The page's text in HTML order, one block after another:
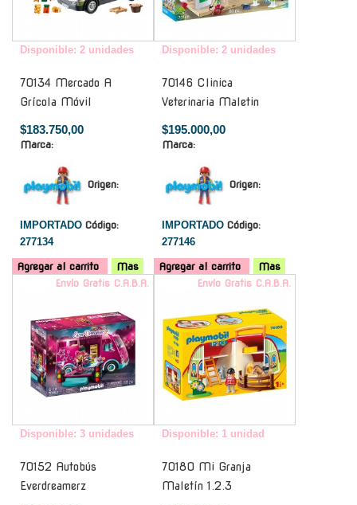
Disponible: 2 unidades
70134 Mercado A
Grícola Móvil
$183.750,00
Marca:
Origen:
IMPORTADO Código:
277134
Agregar al carrito Mas
Disponible: 2 unidades
70146 Clinica
Veterinaria Maletin
$195.000,00
Marca:
Origen:
IMPORTADO Código:
277146
Agregar al carrito
Mas
Envío Gratis C.A.B.A.
Disponible: 3 unidades
70152 Autobús
Everdreamerz
Envío Gratis C.A.B.A.
Disponible: 1 unidad
70180 Mi Granja
Maletín 1.2.3